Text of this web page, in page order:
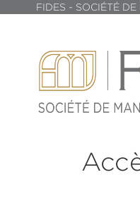
FIDES - SOCIÉTÉ